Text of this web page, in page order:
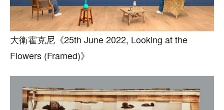
大衛霍克尼《25th June 2022, Looking at the
Flowers (Framed)》